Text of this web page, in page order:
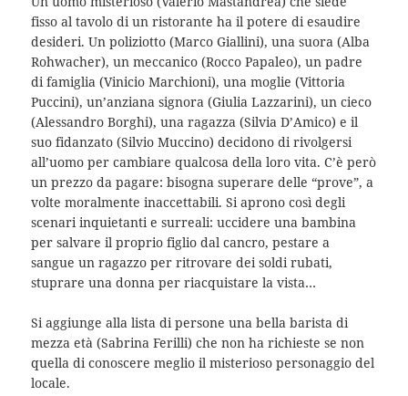
fisso al tavolo di un ristorante ha il potere di esaudire
desideri. Un poliziotto (Marco Giallini), una suora (Alba
Rohwacher), un meccanico (Rocco Papaleo), un padre
di famiglia (Vinicio Marchioni), una moglie (Vittoria
Puccini), un’anziana signora (Giulia Lazzarini), un cieco
(Alessandro Borghi), una ragazza (Silvia D’Amico) e il
suo fidanzato (Silvio Muccino) decidono di rivolgersi
all’uomo per cambiare qualcosa della loro vita. C’è però
un prezzo da pagare: bisogna superare delle “prove”, a
volte moralmente inaccettabili. Si aprono così degli
scenari inquietanti e surreali: uccidere una bambina
per salvare il proprio figlio dal cancro, pestare a
sangue un ragazzo per ritrovare dei soldi rubati,
stuprare una donna per riacquistare la vista…
Si aggiunge alla lista di persone una bella barista di
mezza età (Sabrina Ferilli) che non ha richieste se non
quella di conoscere meglio il misterioso personaggio del
locale.